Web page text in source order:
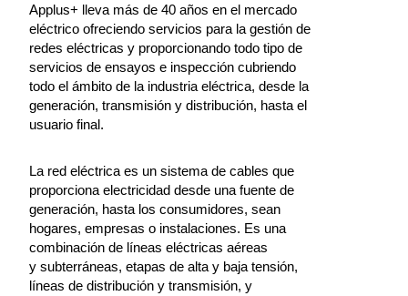
Applus+ lleva más de 40 años en el mercado
eléctrico ofreciendo servicios para la gestión de
redes eléctricas y proporcionando todo tipo de
servicios de ensayos e inspección cubriendo
todo el ámbito de la industria eléctrica, desde la
generación, transmisión y distribución, hasta el
usuario final.
La red eléctrica es un sistema de cables que
proporciona electricidad desde una fuente de
generación, hasta los consumidores, sean
hogares, empresas o instalaciones. Es una
combinación de líneas eléctricas aéreas
y subterráneas, etapas de alta y baja tensión,
líneas de distribución y transmisión, y